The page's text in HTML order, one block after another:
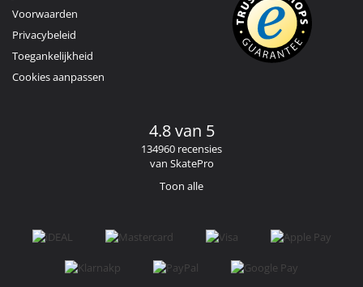
Voorwaarden
Privacybeleid
Toegankelijkheid
Cookies aanpassen
4.8 van 5
134960 recensies
van SkatePro
Toon alle